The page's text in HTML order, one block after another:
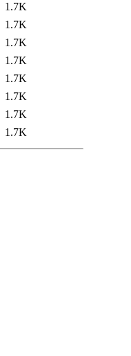
1.7K
1.7K
1.7K
1.7K
1.7K
1.7K
1.7K
1.7K